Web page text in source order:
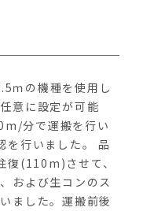
ｍの機種を使用し
意に設定が可能
分で運搬を行い
を行いました。 品
復(110m)させて、
および生コンのス
ました。運搬前後